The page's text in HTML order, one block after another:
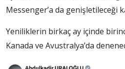
Messenger’a da genişletileceği
Yeniliklerin birkaç ay içinde
Kanada ve Avustralya’da